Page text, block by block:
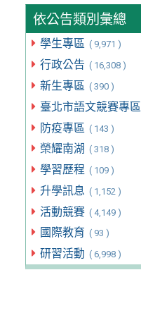
依公告類別彙總
學生專區 ( 9,971 )
行政公告 ( 16,308 )
新生專區 ( 390 )
臺北市語文競賽專區
防疫專區 ( 143 )
榮耀南湖 ( 318 )
學習歷程 ( 109 )
升學訊息 ( 1,152 )
活動競賽 ( 4,149 )
國際教育 ( 93 )
研習活動 ( 6,998 )